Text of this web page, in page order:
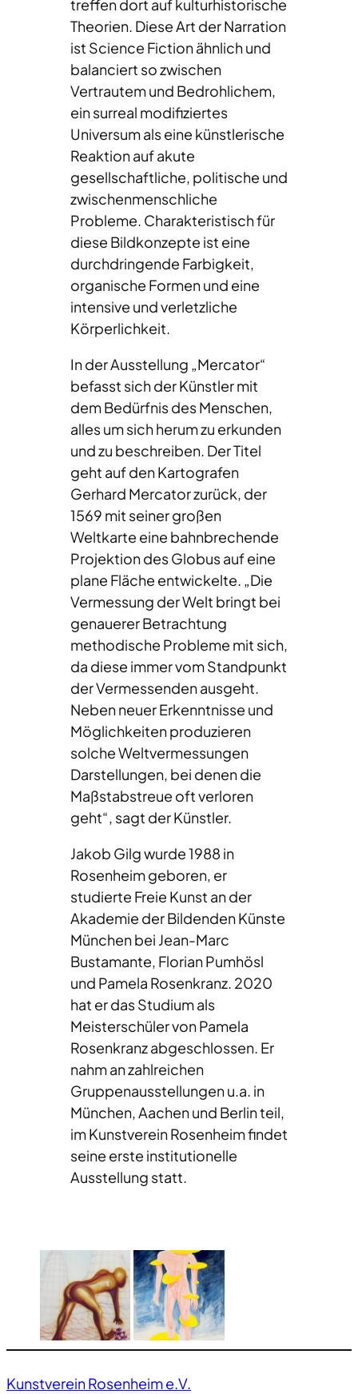
treffen dort auf kulturhistorische
Theorien. Diese Art der Narration
ist Science Fiction ähnlich und
balanciert so zwischen
Vertrautem und Bedrohlichem,
ein surreal modifiziertes
Universum als eine künstlerische
Reaktion auf akute
gesellschaftliche, politische und
zwischenmenschliche
Probleme. Charakteristisch für
diese Bildkonzepte ist eine
durchdringende Farbigkeit,
organische Formen und eine
intensive und verletzliche
Körperlichkeit.
In der Ausstellung „Mercator“
befasst sich der Künstler mit
dem Bedürfnis des Menschen,
alles um sich herum zu erkunden
und zu beschreiben. Der Titel
geht auf den Kartografen
Gerhard Mercator zurück, der
1569 mit seiner großen
Weltkarte eine bahnbrechende
Projektion des Globus auf eine
plane Fläche entwickelte. „Die
Vermessung der Welt bringt bei
genauerer Betrachtung
methodische Probleme mit sich,
da diese immer vom Standpunkt
der Vermessenden ausgeht.
Neben neuer Erkenntnisse und
Möglichkeiten produzieren
solche Weltvermessungen
Darstellungen, bei denen die
Maßstabstreue oft verloren
geht“, sagt der Künstler.
Jakob Gilg wurde 1988 in
Rosenheim geboren, er
studierte Freie Kunst an der
Akademie der Bildenden Künste
München bei Jean-Marc
Bustamante, Florian Pumhösl
und Pamela Rosenkranz. 2020
hat er das Studium als
Meisterschüler von Pamela
Rosenkranz abgeschlossen. Er
nahm an zahlreichen
Gruppenausstellungen u.a. in
München, Aachen und Berlin teil,
im Kunstverein Rosenheim findet
seine erste institutionelle
Ausstellung statt.
Kunstverein Rosenheim e.V.